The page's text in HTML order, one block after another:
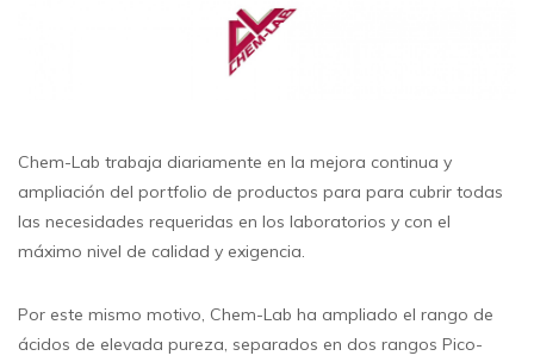
Chem-Lab trabaja diariamente en la mejora continua y
ampliación del portfolio de productos para para cubrir todas
las necesidades requeridas en los laboratorios y con el
máximo nivel de calidad y exigencia.
Por este mismo motivo, Chem-Lab ha ampliado el rango de
ácidos de elevada pureza, separados en dos rangos Pico-